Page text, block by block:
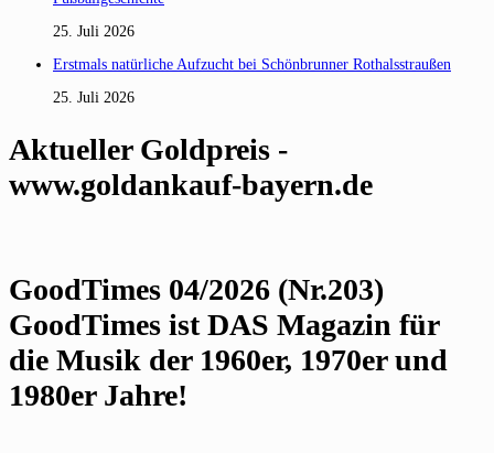
25. Juli 2026
Erstmals natürliche Aufzucht bei Schönbrunner Rothalsstraußen
25. Juli 2026
Aktueller Goldpreis -
www.goldankauf-bayern.de
GoodTimes 04/2026 (Nr.203)
GoodTimes ist DAS Magazin für
die Musik der 1960er, 1970er und
1980er Jahre!